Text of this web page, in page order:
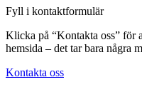
Fyll i kontaktformulär
Klicka på “Kontakta oss” för
hemsida – det tar bara några
Kontakta oss